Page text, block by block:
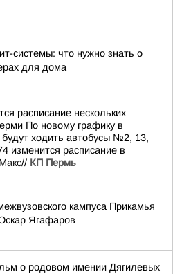
системы: что нужно знать о
для дома
расписание нескольких
По новому графику в
ходить автобусы №2, 13,
изменится расписание в
// КП Пермь
кампуса Прикамья
Ягафаров
о родовом имении Дягилевых